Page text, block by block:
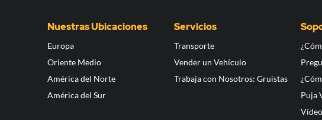
Nuestras Ubicaciones
Europa
Oriente Medio
América del Norte
América del Sur
Servicios
Transporte
Vender un Vehículo
Trabaja con Nosotros: Gruistas
Puja